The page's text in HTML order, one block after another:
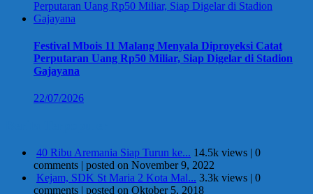
Festival Mbois 11 Malang Menyala Diproyeksi Catat
Perputaran Uang Rp50 Miliar, Siap Digelar di Stadion
Gajayana
22/07/2026
40 Ribu Aremania Siap Turun ke... 14.5k views | 0
comments | posted on November 9, 2022
Kejam, SDK St Maria 2 Kota Mal... 3.3k views | 0
comments | posted on Oktober 5, 2018